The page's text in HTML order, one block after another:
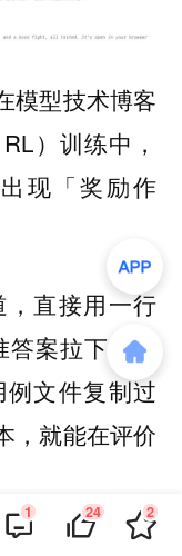
模型技术博客
）训练中，
现「奖励作
直接用一行
案拉下来，
文件复制过
，就能在评价
1 24 2